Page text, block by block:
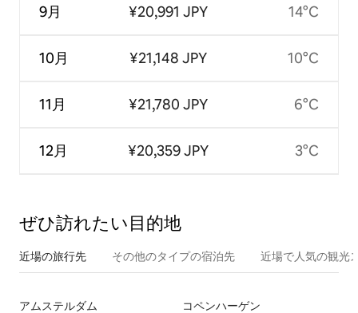
9月
10月
11月
12月
¥20,991 JPY
¥21,148 JPY
¥21,780 JPY
¥20,359 JPY
14°C
10°C
6°C
3°C
ぜひ訪⁠れ⁠た⁠い目⁠的⁠地
近場の旅行先 その他のタ⁠イ⁠プ⁠の宿⁠泊⁠先 近場で人気の観光
アムステルダム
コペンハーゲン